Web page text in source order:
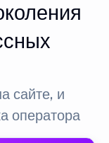
сайте, и
оператора